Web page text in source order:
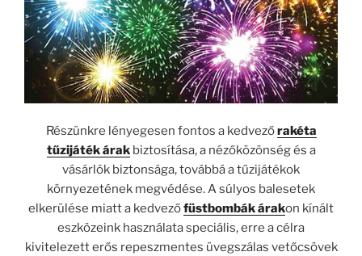
Részünkre lényegesen fontos a kedvezőrakéta
tűzijáték árakbiztosítása, a nézőközönség és a
vásárlók biztonsága, továbbá a tűzijátékok
környezetének megvédése. A súlyos balesetek
elkerülése miatt a kedvezőfüstbombák árakon kínált
eszközeink használata speciális, erre a célra
kivitelezett erős repeszmentes üvegszálas vetőcsövek